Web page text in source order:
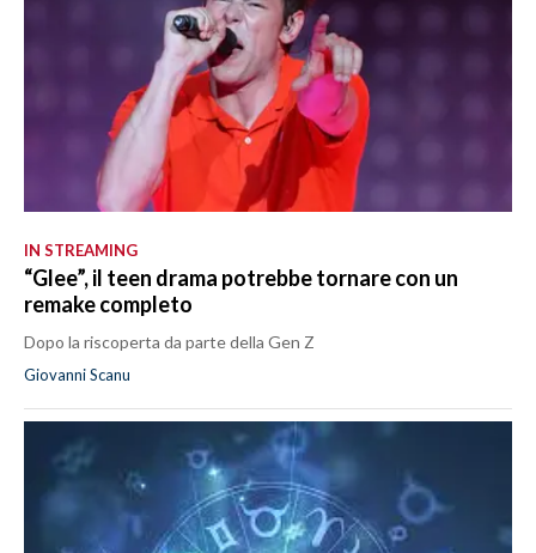
IN STREAMING
“Glee”, il teen drama potrebbe tornare con un
remake completo
Dopo la riscoperta da parte della Gen Z
Giovanni Scanu